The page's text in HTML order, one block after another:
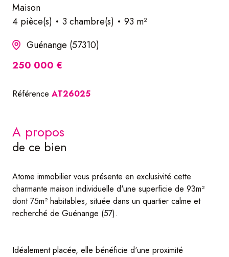
Maison
4 pièce(s)
3 chambre(s)
93 m²
Guénange (57310)
250 000 €
Référence AT26025
a propos
de ce bien
Atome immobilier vous présente en exclusivité cette
charmante maison individuelle d'une superficie de 93m²
dont 75m² habitables, située dans un quartier calme et
recherché de Guénange (57).
Idéalement placée, elle bénéficie d'une proximité